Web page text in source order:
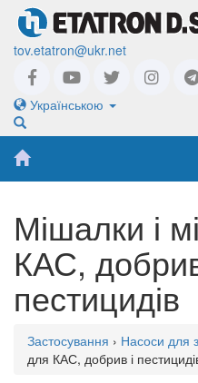
tov.etatron@ukr.net
Українською
Мішалки і
КАС,
пестицидів
Застосування › Насоси для
для КАС, добрив і